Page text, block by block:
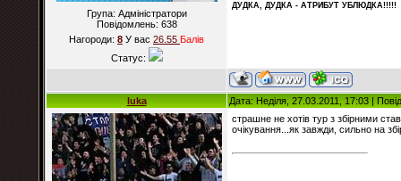
Група: Адміністратори
Повідомлень: 638
Нагороди: 8 У вас 26.55 Балiв
Статус:
ДУДКА, ДУДКА - АТРИБУT УБЛЮДКА!!!!!
luka Дата: Неділя, 27.03.2011, 17:03 |
страшне не хотів тур з збірними
очікування...як завжди, сильно на